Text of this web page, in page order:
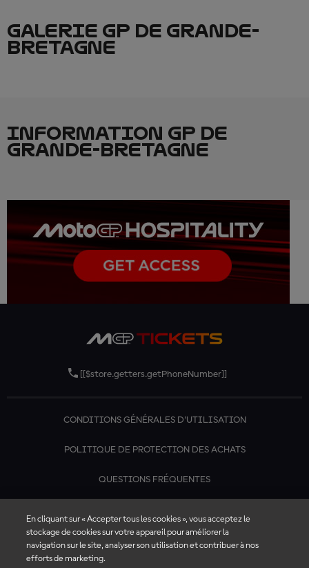
GALERIE GP DE GRANDE-
BRETAGNE
INFORMATION GP DE
GRANDE-BRETAGNE
[[$store.getters.getPhoneNumber]]
CONDITIONS GÉNÉRALES D'UTILISATION
POLITIQUE DE PROTECTION DES ACHATS
QUESTIONS FRÉQUENTES
En cliquant sur « Accepter tous les cookies », vous acceptez le
stockage de cookies sur votre appareil pour améliorer la
navigation sur le site, analyser son utilisation et contribuer à nos
efforts de marketing.